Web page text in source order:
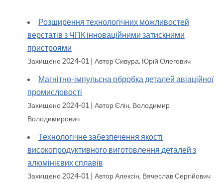
Розширення технологічних можливостей
верстатів з ЧПК інноваційними затискними
пристроями
Захищено 2024-01 Автор Сивура, Юрій Олегович
Магнітно-імпульсна обробка деталей авіаційної
промисловості
Захищено 2024-01
Автор Єлін, Володимир
Володимирович
Технологічне забезпечення якості
високопродуктивного виготовлення деталей з
алюмінієвих сплавів
Захищено 2024-01 Автор Алексін, Вячеслав Сергійович